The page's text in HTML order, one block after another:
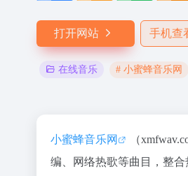
打开网站 手机查
在线音乐 # 小蜜蜂音乐网
小蜜蜂音乐网
（
编、网络热歌等曲目，整